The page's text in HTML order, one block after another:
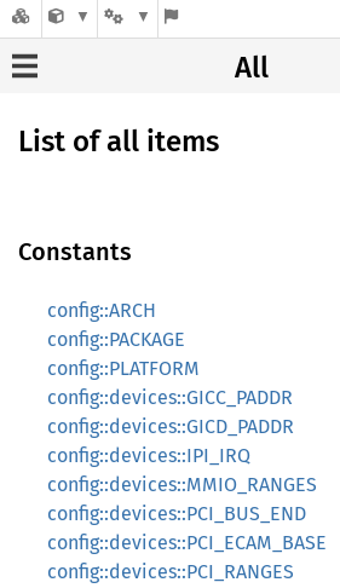
All
List of all items
Constants
config::ARCH
config::PACKAGE
config::PLATFORM
config::devices::GICC_PADDR
config::devices::GICD_PADDR
config::devices::IPI_IRQ
config::devices::MMIO_RANGES
config::devices::PCI_BUS_END
config::devices::PCI_ECAM_BASE
config::devices::PCI_RANGES